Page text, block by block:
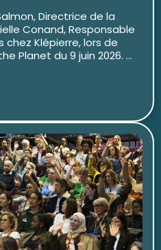
Directrice de la
Conand, Responsable
Klépierre, lors de
Planet du 9 juin 2026. ...